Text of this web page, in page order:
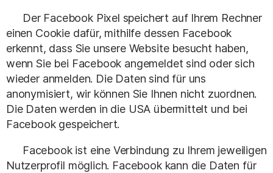
Der Facebook Pixel speichert auf Ihrem Rechner
einen Cookie dafür, mithilfe dessen Facebook
erkennt, dass Sie unsere Website besucht haben,
wenn Sie bei Facebook angemeldet sind oder sich
wieder anmelden. Die Daten sind für uns
anonymisiert, wir können Sie Ihnen nicht zuordnen.
Die Daten werden in die USA übermittelt und bei
Facebook gespeichert.
Facebook ist eine Verbindung zu Ihrem jeweiligen
Nutzerprofil möglich. Facebook kann die Daten für